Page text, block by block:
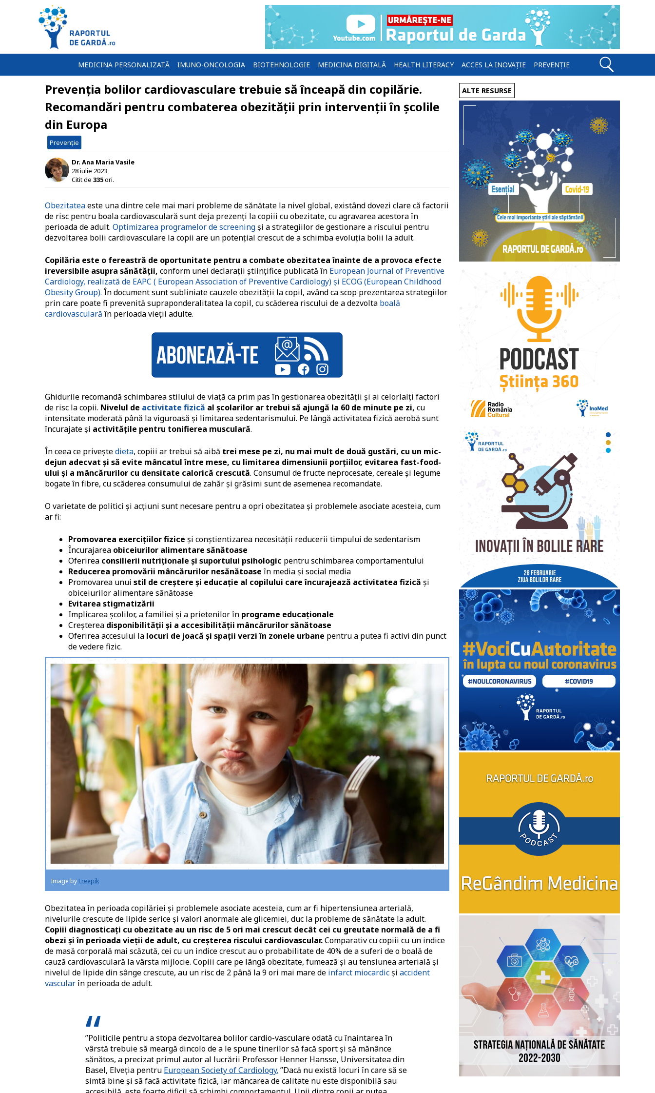
MEDICINA PERSONALIZATĂ IMUNO-ONCOLOGIA BIOTEHNOLOGIE MEDICINA DIGITALĂ HEALTH LITERACY ACCES LA INOVAȚIE PREVENȚIE
Prevenția bolilor cardiovasculare trebuie să înceapă din copilărie.
Recomandări pentru combaterea obezității prin intervenții în școlile
din Europa
Prevenție
Dr. Ana Maria Vasile
28 iulie 2023
Citit de 335ori.
Obezitateaeste una dintre cele mai mari probleme de sănătate la nivel global, existând dovezi clare că factorii
de risc pentru boala cardiovasculară sunt deja prezenți la copiii cu obezitate, cu agravarea acestora în
perioada de adult. Optimizarea programelor de screeningși a strategiilor de gestionare a riscului pentru
dezvoltarea bolii cardiovasculare la copii are un potențial crescut de a schimba evoluția bolii la adult.
Copilăria este o fereastră de oportunitate pentru a combate obezitatea înainte de a provoca efecte
ireversibile asupra sănătății, conform unei declarații științifice publicată în European Journal of Preventive
Cardiology, realizată de EAPC ( European Association of Preventive Cardiology) și ECOG (European Childhood
Obesity Group). În document sunt subliniate cauzele obezității la copil, având ca scop prezentarea strategiilor
prin care poate fi prevenită supraponderalitatea la copil, cu scăderea riscului de a dezvolta boală
cardiovasculară în perioada vieții adulte.
Ghidurile recomandă schimbarea stilului de viață ca prim pas în gestionarea obezității și ai celorlalți factori
de risc la copii. Nivelul de activitate fizică al școlarilor ar trebui să ajungă la 60 de minute pe zi, cu
intensitate moderată până la viguroasă și limitarea sedentarismului. Pe lângă activitatea fizică aerobă sunt
încurajate și activitățile pentru tonifierea musculară.
În ceea ce priveștedieta, copiii ar trebui să aibă trei mese pe zi, nu mai mult de două gustări, cu un mic-
dejun adecvat și să evite mâncatul între mese, cu limitarea dimensiunii porțiilor, evitarea fast-food-
ului și a mâncărurilor cu densitate calorică crescută. Consumul de fructe neprocesate, cereale și legume
bogate în fibre, cu scăderea consumului de zahăr și grăsimi sunt de asemenea recomandate.
O varietate de politici și acțiuni sunt necesare pentru a opri obezitatea și problemele asociate acesteia, cum
ar fi:
Promovarea exercițiilor fizice și conștientizarea necesității reducerii timpului de sedentarism
Încurajarea obiceiurilor alimentare sănătoase
Oferirea consilierii nutriționale și suportului psihologic pentru schimbarea comportamentului
Reducerea promovării mâncărurilor nesănătoase în media și social media
Promovarea unui stil de creștere și educație al copilului care încurajează activitatea fizică și
obiceiurilor alimentare sănătoase
Evitarea stigmatizării
Implicarea școlilor, a familiei și a prietenilor în programe educaționale
Creșterea disponibilității și a accesibilității mâncărurilor sănătoase
Oferirea accesului la locuri de joacă și spații verzi în zonele urbane pentru a putea fi activi din punct
de vedere fizic.
Image by Freepik
Obezitatea în perioada copilăriei și problemele asociate acesteia, cum ar fi hipertensiunea arterială,
nivelurile crescute de lipide serice și valori anormale ale glicemiei, duc la probleme de sănătate la adult.
Copiii diagnosticați cu obezitate au un risc de 5 ori mai crescut decât cei cu greutate normală de a fi
obezi și în perioada vieții de adult, cu creșterea riscului cardiovascular.Comparativ cu copiii cu un indice
de masă corporală mai scăzută, cei cu un indice crescut au o probabilitate de 40% de a suferi de o boală de
cauză cardiovasculară la vârsta mijlocie. Copiii care pe lângă obezitate, fumează și au tensiunea arterială și
nivelul de lipide din sânge crescute, au un risc de 2 până la 9 ori mai mare de infarct miocardicși accident
vascularîn perioada de adult.
”Politicile pentru a stopa dezvoltarea bolilor cardio-vasculare odată cu înaintarea în
vârstă trebuie să meargă dincolo de a le spune tinerilor să facă sport și să mănânce
sănătos, a precizat primul autor al lucrării Professor Henner Hansse, Universitatea din
Basel, Elveția pentru European Society of Cardiology. ”Dacă nu există locuri în care să se
simtă bine și să facă activitate fizică, iar mâncarea de calitate nu este disponibilă sau
ALTE RESURSE